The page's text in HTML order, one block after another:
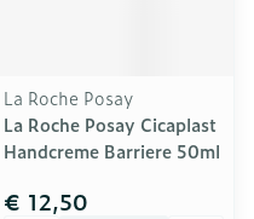
La Roche Posay
La Roche Posay Cicaplast
Handcreme Barriere 50ml
€ 12,50